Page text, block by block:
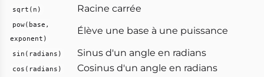
sqrt(n) Racine carrée
pow(base,
exponent)
Élève une base à une puissance
sin(radians) Sinus d'un angle en radians
cos(radians) Cosinus d'un angle en radians